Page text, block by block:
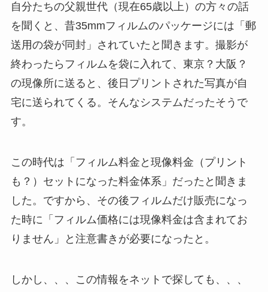
自分たちの父親世代（現在65歳以上）の方々の話
を聞くと、昔35mmフィルムのパッケージには「郵
送用の袋が同封」されていたと聞きます。撮影が
終わったらフィルムを袋に入れて、東京？大阪？
の現像所に送ると、後日プリントされた写真が自
宅に送られてくる。そんなシステムだったそうで
す。
この時代は「フィルム料金と現像料金（プリント
も？）セットになった料金体系」だったと聞きま
した。ですから、その後フィルムだけ販売になっ
た時に「フィルム価格には現像料金は含まれてお
りません」と注意書きが必要になったと。
しかし、、、この情報をネットで探しても、、、